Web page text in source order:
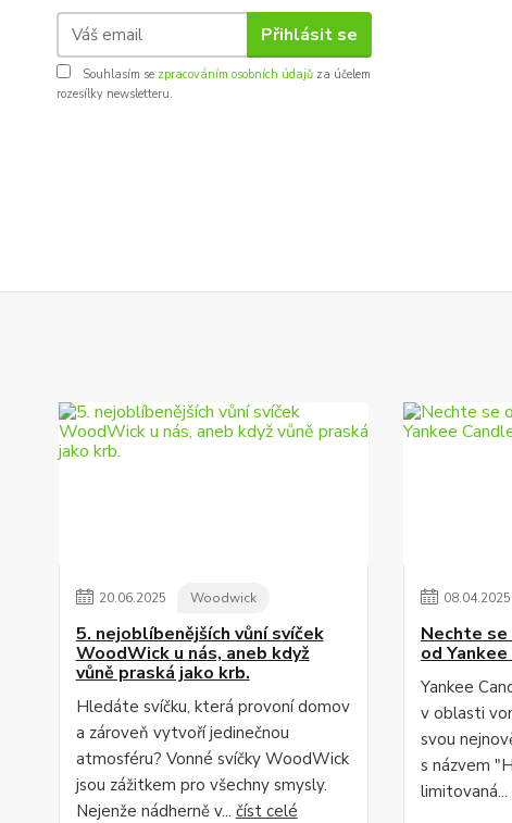
Přihlásit se
Souhlasím se zpracováním osobních údajů za účelem
rozesílky newsletteru.
20.06.2025 Woodwick
5. nejoblíbenějších vůní svíček
WoodWick u nás, aneb když
vůně praská jako krb.
Hledáte svíčku, která provoní domov
a zároveň vytvoří jedinečnou
atmosféru? Vonné svíčky WoodWick
jsou zážitkem pro všechny smysly.
Nejenže nádherně v... číst celé
08.04.2025
Nechte
od
Yankee
v oblasti
svou
s názvem
limitovaná...